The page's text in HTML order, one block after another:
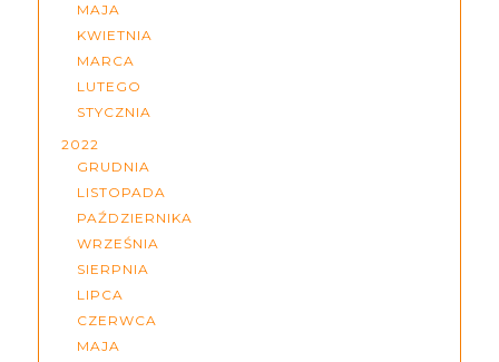
MAJA
KWIETNIA
MARCA
LUTEGO
STYCZNIA
2022
GRUDNIA
LISTOPADA
PAŹDZIERNIKA
WRZEŚNIA
SIERPNIA
LIPCA
CZERWCA
MAJA